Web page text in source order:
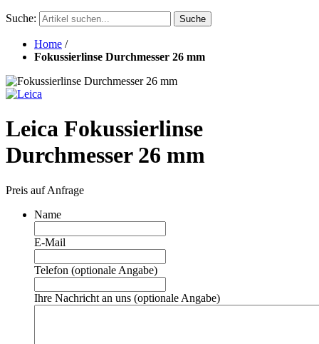
Suche: Suche
Home /
Fokussierlinse Durchmesser 26 mm
Leica Fokussierlinse
Durchmesser 26 mm
Preis auf Anfrage
Name
E-Mail
Telefon (optionale Angabe)
Ihre Nachricht an uns (optionale Angabe)